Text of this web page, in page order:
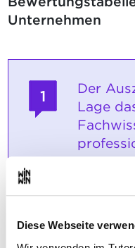
Diese Webseite
Unternehmen
1
Der
Lage